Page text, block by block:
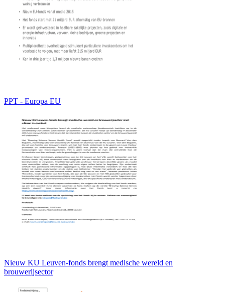
PPT - Europa EU
Nieuw KU Leuven-fonds brengt medische wereld en
brouwerijsector